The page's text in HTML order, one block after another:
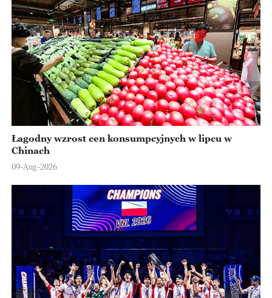
Łagodny wzrost cen konsumpcyjnych w lipcu w
Chinach
09-Aug-2026